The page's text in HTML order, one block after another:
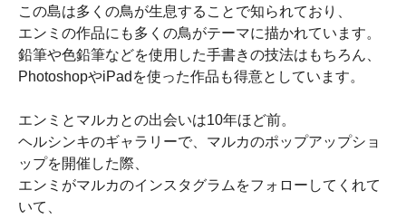
この島は多くの鳥が生息することで知られており、
エンミの作品にも多くの鳥がテーマに描かれています。
鉛筆や色鉛筆などを使用した手書きの技法はもちろん、
PhotoshopやiPadを使った作品も得意としています。
エンミとマルカとの出会いは10年ほど前。
ヘルシンキのギャラリーで、マルカのポップアップショ
ップを開催した際、
エンミがマルカのインスタグラムをフォローしてくれて
いて、